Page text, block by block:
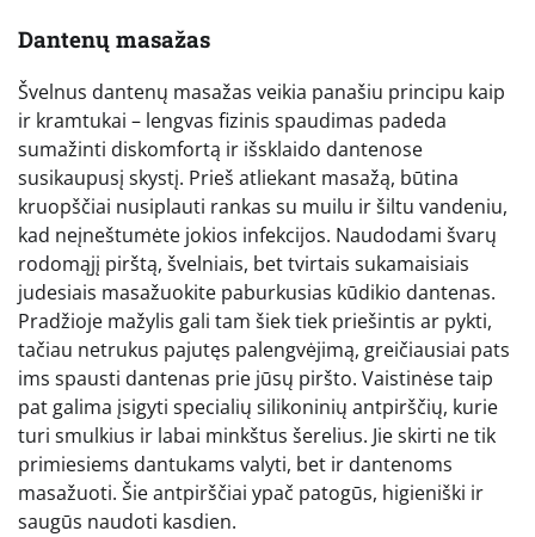
Dantenų masažas
Švelnus dantenų masažas veikia panašiu principu kaip
ir kramtukai – lengvas fizinis spaudimas padeda
sumažinti diskomfortą ir išsklaido dantenose
susikaupusį skystį. Prieš atliekant masažą, būtina
kruopščiai nusiplauti rankas su muilu ir šiltu vandeniu,
kad neįneštumėte jokios infekcijos. Naudodami švarų
rodomąjį pirštą, švelniais, bet tvirtais sukamaisiais
judesiais masažuokite paburkusias kūdikio dantenas.
Pradžioje mažylis gali tam šiek tiek priešintis ar pykti,
tačiau netrukus pajutęs palengvėjimą, greičiausiai pats
ims spausti dantenas prie jūsų piršto. Vaistinėse taip
pat galima įsigyti specialių silikoninių antpirščių, kurie
turi smulkius ir labai minkštus šerelius. Jie skirti ne tik
primiesiems dantukams valyti, bet ir dantenoms
masažuoti. Šie antpirščiai ypač patogūs, higieniški ir
saugūs naudoti kasdien.